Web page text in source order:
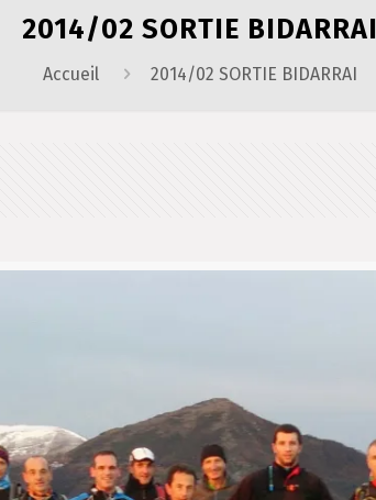
2014/02 SORTIE BIDARRAI
Accueil 2014/02 SORTIE BIDARRAI